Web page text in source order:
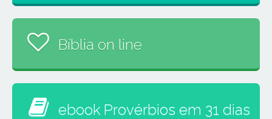
Bíblia on line
ebook Provérbios em 31 dias